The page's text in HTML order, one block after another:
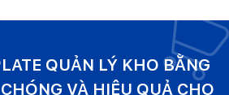
QUẢN LÝ KHO BẰNG
VÀ HIỆU QUẢ CHO